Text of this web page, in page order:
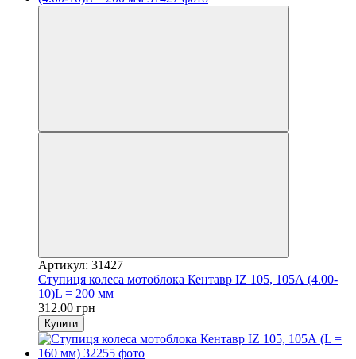
Артикул: 31427
Ступиця колеса мотоблока Кентавр IZ 105, 105А (4.00-
10)L = 200 мм
312.00 грн
Купити